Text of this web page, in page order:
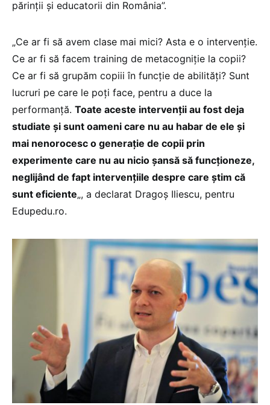
părinții și educatorii din România”.
„Ce ar fi să avem clase mai mici? Asta e o intervenție.
Ce ar fi să facem training de metacogniție la copii?
Ce ar fi să grupăm copiii în funcție de abilități? Sunt
lucruri pe care le poți face, pentru a duce la
performanță. Toate aceste intervenții au fost deja
studiate și sunt oameni care nu au habar de ele și
mai nenorocesc o generație de copii prin
experimente care nu au nicio șansă să funcționeze,
neglijând de fapt intervențiile despre care știm că
sunt eficiente„, a declarat Dragoș Iliescu, pentru
Edupedu.ro.